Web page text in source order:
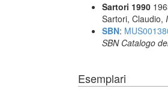
Sartori 1990
Sartori, Claudio,
SBN:
SBN Catalogo
Esemplari